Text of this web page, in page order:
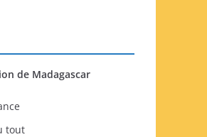
de Madagascar
tout